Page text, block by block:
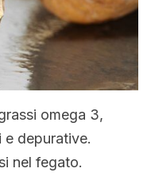
omega 3,
depurative.
nel fegato.